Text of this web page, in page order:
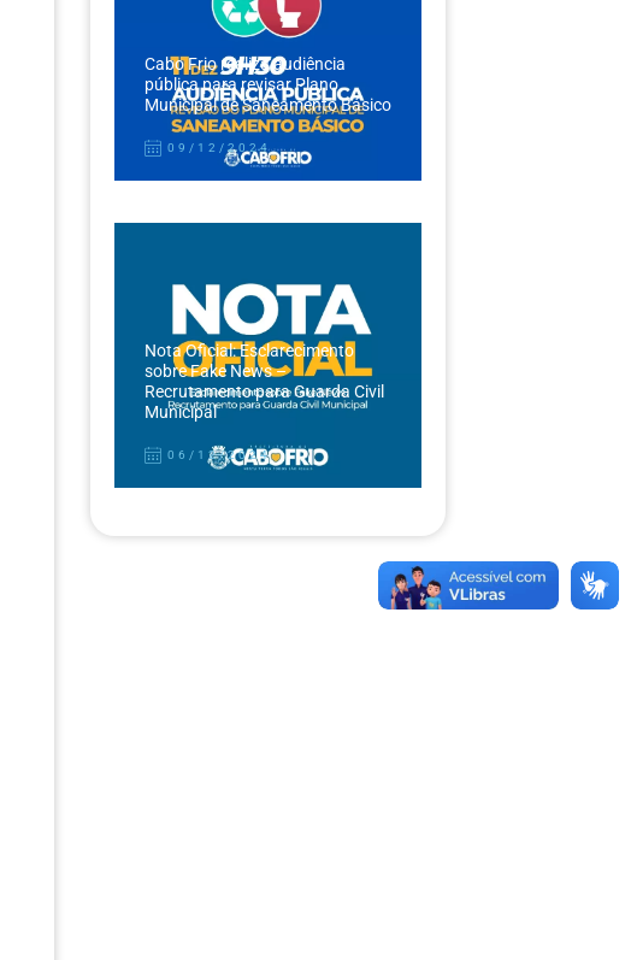
Cabo Frio realiza audiência
pública para revisar Plano
Municipal de Saneamento Básico
09/12/2024
Nota Oficial: Esclarecimento
sobre Fake News –
Recrutamento para Guarda Civil
Municipal
06/12/2024